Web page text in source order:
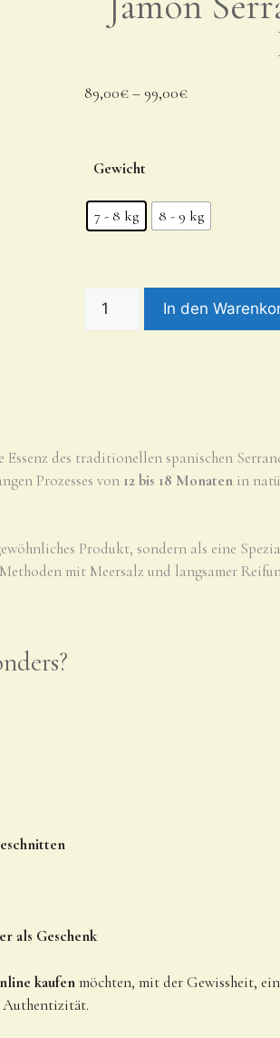
89,00€–99,00€
Gewicht
7 - 8 kg 8 - 9 kg
In den
des traditionellen spanischen
Prozesses von 12 bis 18 Monaten in
Produkt, sondern als eine
mit Meersalz und langsamer
als Geschenk
kaufenmöchten, mit der Gewissheit,
Authentizität.